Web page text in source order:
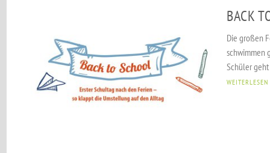
BACK
Die großen
schwimmen
Schüler
WEITERLESEN